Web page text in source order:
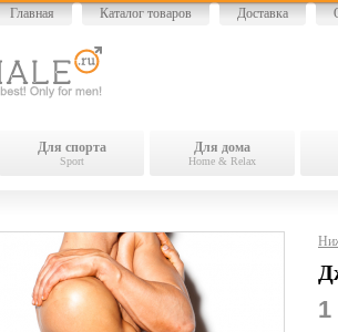
Главная Каталог товаров Доставка
Для спорта
Sport
Для дома
Home & Relax